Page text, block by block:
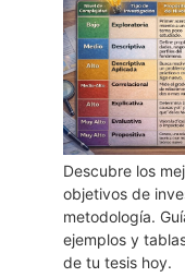
Descubre los
objetivos de
metodología.
ejemplos y
de tu tesis hoy.